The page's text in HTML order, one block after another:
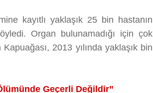
kayıtlı yaklaşık 25 bin hastanın
Organ bulunamadığı için çok
2013 yılında yaklaşık bin
Geçerli Değildir”